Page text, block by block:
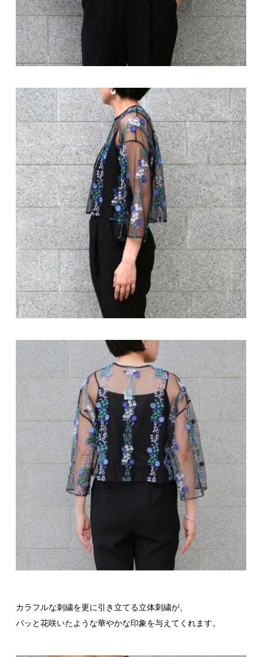
カラフルな刺繍を更に引き立てる立体刺繍が、
パッと花咲いたような華やかな印象を与えてくれます。